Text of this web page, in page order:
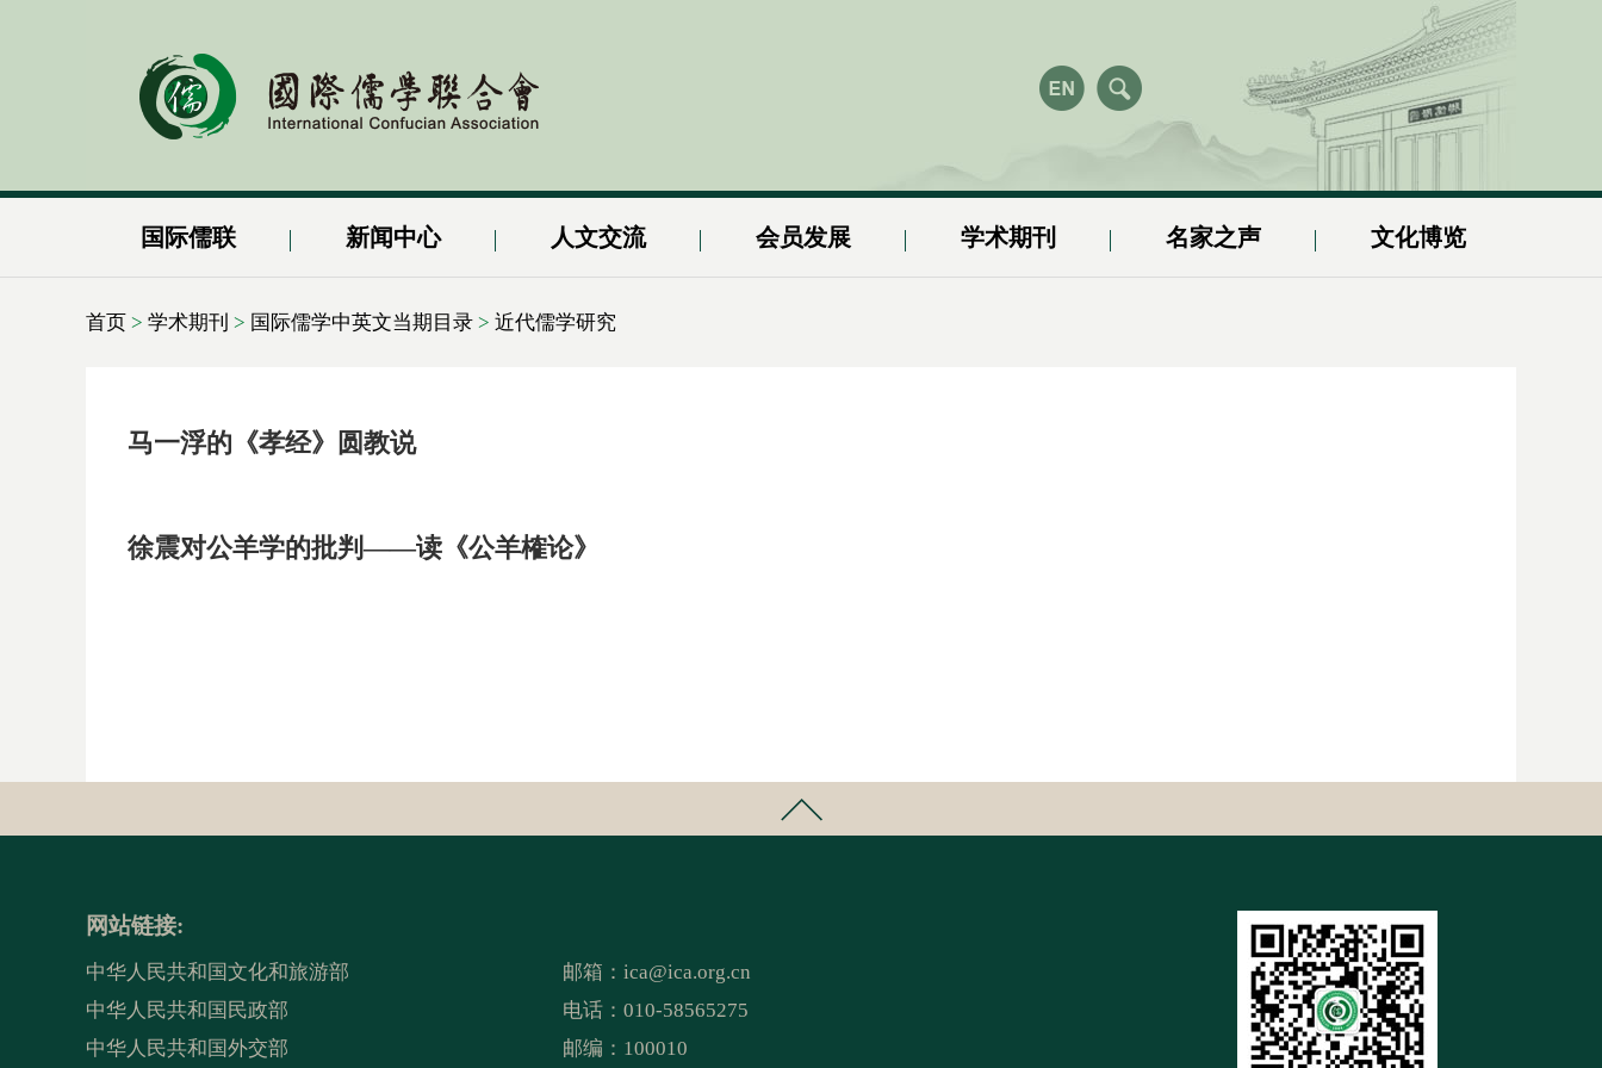
国际儒联 新闻中心 人文交流 会员发展 学术期刊 名家之声 文化博览
首页 > 学术期刊 > 国际儒学中英文当期目录 > 近代儒学研究
马一浮的《孝经》圆教说
徐震对公羊学的批判——读《公羊榷论》
网站链接:
中华人民共和国文化和旅游部
中华人民共和国民政部
中华人民共和国外交部
邮箱： ica@ica.org.cn
电话：010-58565275
邮编：100010